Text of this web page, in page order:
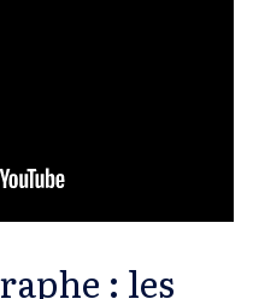
: les